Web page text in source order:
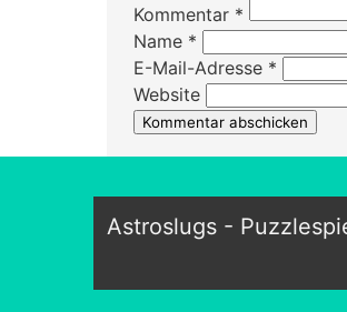
Kommentar *
Name *
E-Mail-Adresse *
Website
Astroslugs -